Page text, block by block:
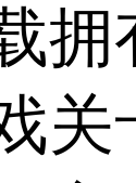
拥
关